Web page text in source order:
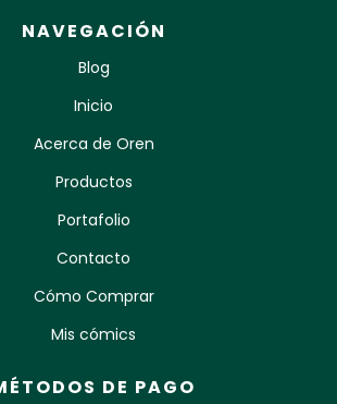
NAVEGACIÓN
Blog
Inicio
Acerca de Oren
Productos
Portafolio
Contacto
Cómo Comprar
Mis cómics
DE PAGO